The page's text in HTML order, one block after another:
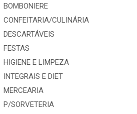
BOMBONIERE
CONFEITARIA/CULINÁRIA
DESCARTÁVEIS
FESTAS
HIGIENE E LIMPEZA
INTEGRAIS E DIET
MERCEARIA
P/SORVETERIA